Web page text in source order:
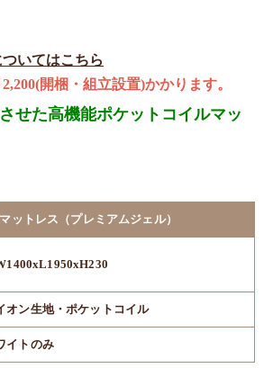
いてはこちら
開梱・組立設置)かかります。
せた高機能ポケットコイルマッ
ットレス（プレミアムジェル）
オン生地・ポケットコイル
イトのみ